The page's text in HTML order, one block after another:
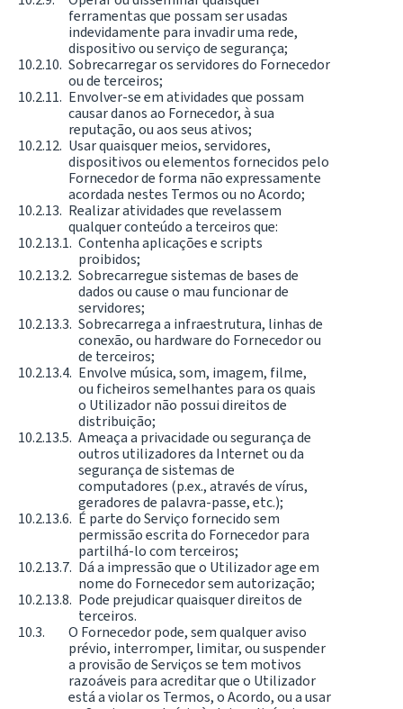
ferramentas que possam ser usadas
indevidamente para invadir uma rede,
dispositivo ou serviço de segurança;
Sobrecarregar os servidores do Fornecedor
ou de terceiros;
Envolver-se em atividades que possam
causar danos ao Fornecedor, à sua
reputação, ou aos seus ativos;
Usar quaisquer meios, servidores,
dispositivos ou elementos fornecidos pelo
Fornecedor de forma não expressamente
acordada nestes Termos ou no Acordo;
Realizar atividades que revelassem
qualquer conteúdo a terceiros que:
Contenha aplicações e scripts
proibidos;
Sobrecarregue sistemas de bases de
dados ou cause o mau funcionar de
servidores;
Sobrecarrega a infraestrutura, linhas de
conexão, ou hardware do Fornecedor ou
de terceiros;
Envolve música, som, imagem, filme,
ou ficheiros semelhantes para os quais
o Utilizador não possui direitos de
distribuição;
Ameaça a privacidade ou segurança de
outros utilizadores da Internet ou da
segurança de sistemas de
computadores (p.ex., através de vírus,
geradores de palavra-passe, etc.);
É parte do Serviço fornecido sem
permissão escrita do Fornecedor para
partilhá-lo com terceiros;
Dá a impressão que o Utilizador age em
nome do Fornecedor sem autorização;
Pode prejudicar quaisquer direitos de
terceiros.
O Fornecedor pode, sem qualquer aviso
prévio, interromper, limitar, ou suspender
a provisão de Serviços se tem motivos
razoáveis para acreditar que o Utilizador
está a violar os Termos, o Acordo, ou a usar